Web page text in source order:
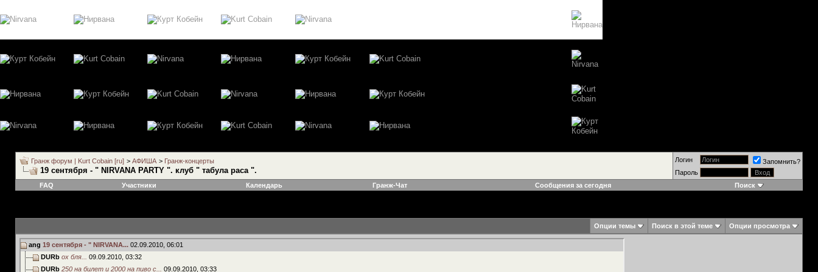
Гранж форум | Kurt Cobain [ru] > АФИША > Гранж-концерты
19 сентября - " NIRVANA PARTY ". клуб " табула раса ".
Логин
Запомнить?
Пароль
FAQ
Участники Календарь Гранж-Чат Сообщения за сегодня Поиск
Опции темы Поиск в этой теме Опции просмотра
ang 19 сентября - " NIRVANA... 02.09.2010, 06:01
DURb ох бля... 09.09.2010, 03:32
DURb 250 на билет и 2000 на пиво с... 09.09.2010, 03:33